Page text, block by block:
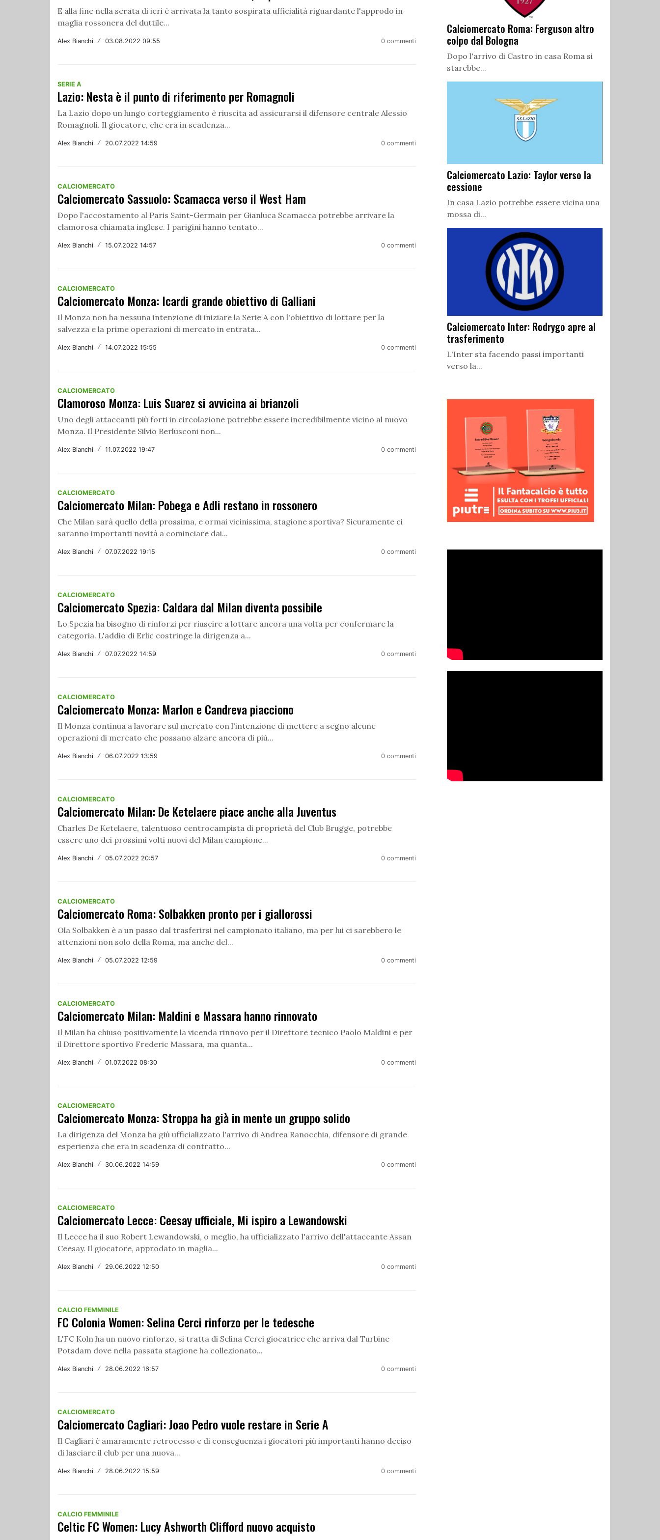
E alla fine nella serata di ieri è arrivata la tanto sospirata ufficialità riguardante l'approdo in
maglia rossonera del duttile...
Alex Bianchi / 03.08.2022 09:55 0 commenti
SERIE A
Lazio: Nesta è il punto di riferimento per Romagnoli
La Lazio dopo un lungo corteggiamento è riuscita ad assicurarsi il difensore centrale Alessio
Romagnoli. Il giocatore, che era in scadenza...
Alex Bianchi / 20.07.2022 14:59 0 commenti
CALCIOMERCATO
Calciomercato Sassuolo: Scamacca verso il West Ham
Dopo l'accostamento al Paris Saint-Germain per Gianluca Scamacca potrebbe arrivare la
clamorosa chiamata inglese. I parigini hanno tentato...
Alex Bianchi / 15.07.2022 14:57 0 commenti
CALCIOMERCATO
Calciomercato Monza: Icardi grande obiettivo di Galliani
Il Monza non ha nessuna intenzione di iniziare la Serie A con l'obiettivo di lottare per la
salvezza e la prime operazioni di mercato in entrata...
Alex Bianchi / 14.07.2022 15:55 0 commenti
CALCIOMERCATO
Clamoroso Monza: Luis Suarez si avvicina ai brianzoli
Uno degli attaccanti più forti in circolazione potrebbe essere incredibilmente vicino al nuovo
Monza. Il Presidente Silvio Berlusconi non...
Alex Bianchi / 11.07.2022 19:47 0 commenti
CALCIOMERCATO
Calciomercato Milan: Pobega e Adli restano in rossonero
Che Milan sarà quello della prossima, e ormai vicinissima, stagione sportiva? Sicuramente ci
saranno importanti novità a cominciare dai...
Alex Bianchi / 07.07.2022 19:15 0 commenti
CALCIOMERCATO
Calciomercato Spezia: Caldara dal Milan diventa possibile
Lo Spezia ha bisogno di rinforzi per riuscire a lottare ancora una volta per confermare la
categoria. L'addio di Erlic costringe la dirigenza a...
Alex Bianchi / 07.07.2022 14:59 0 commenti
CALCIOMERCATO
Calciomercato Monza: Marlon e Candreva piacciono
Il Monza continua a lavorare sul mercato con l'intenzione di mettere a segno alcune
operazioni di mercato che possano alzare ancora di più...
Alex Bianchi / 06.07.2022 13:59 0 commenti
CALCIOMERCATO
Calciomercato Milan: De Ketelaere piace anche alla Juventus
Charles De Ketelaere, talentuoso centrocampista di proprietà del Club Brugge, potrebbe
essere uno dei prossimi volti nuovi del Milan campione...
Alex Bianchi / 05.07.2022 20:57 0 commenti
CALCIOMERCATO
Calciomercato Roma: Solbakken pronto per i giallorossi
Ola Solbakken è a un passo dal trasferirsi nel campionato italiano, ma per lui ci sarebbero le
attenzioni non solo della Roma, ma anche del...
Alex Bianchi / 05.07.2022 12:59 0 commenti
CALCIOMERCATO
Calciomercato Milan: Maldini e Massara hanno rinnovato
Il Milan ha chiuso positivamente la vicenda rinnovo per il Direttore tecnico Paolo Maldini e per
il Direttore sportivo Frederic Massara, ma quanta...
Alex Bianchi / 01.07.2022 08:30 0 commenti
CALCIOMERCATO
Calciomercato Monza: Stroppa ha già in mente un gruppo solido
La dirigenza del Monza ha giù ufficializzato l'arrivo di Andrea Ranocchia, difensore di grande
esperienza che era in scadenza di contratto...
Alex Bianchi / 30.06.2022 14:59 0 commenti
CALCIOMERCATO
Calciomercato Lecce: Ceesay ufficiale, Mi ispiro a Lewandowski
Il Lecce ha il suo Robert Lewandowski, o meglio, ha ufficializzato l'arrivo dell'attaccante Assan
Ceesay. Il giocatore, approdato in maglia...
Alex Bianchi / 29.06.2022 12:50 0 commenti
CALCIO FEMMINILE
FC Colonia Women: Selina Cerci rinforzo per le tedesche
L'FC Koln ha un nuovo rinforzo, si tratta di Selina Cerci giocatrice che arriva dal Turbine
Potsdam dove nella passata stagione ha collezionato...
Alex Bianchi / 28.06.2022 16:57 0 commenti
CALCIOMERCATO
Calciomercato Cagliari: Joao Pedro vuole restare in Serie A
Il Cagliari è amaramente retrocesso e di conseguenza i giocatori più importanti hanno deciso
di lasciare il club per una nuova...
Alex Bianchi / 28.06.2022 15:59 0 commenti
CALCIO FEMMINILE
Celtic FC Women: Lucy Ashworth Clifford nuovo acquisto
Calciomercato Roma: Ferguson altro
colpo dal Bologna
Dopo l'arrivo di Castro in casa Roma si
starebbe...
Calciomercato Lazio: Taylor verso la
cessione
In casa Lazio potrebbe essere vicina una
mossa di...
Calciomercato Inter: Rodrygo apre al
trasferimento
L'Inter sta facendo passi importanti
verso la...